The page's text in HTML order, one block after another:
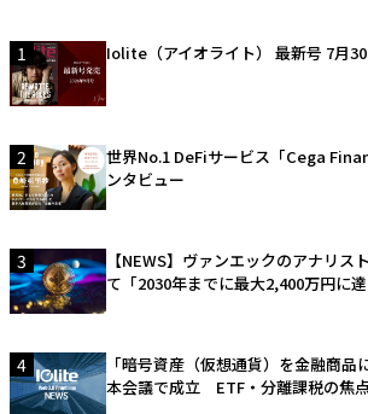
1 Iolite（アイオライト） 最新号 7月30
2
世界No.1 DeFiサービス「Cega
ンタビュー
3
【NEWS】ヴァンエックのアナリス
て「2030年までに最大2,400万円に
4
「暗号資産（仮想通貨）を金融商
本会議で成立 ETF・分離課税の焦